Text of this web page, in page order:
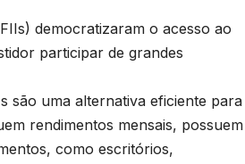
democratizaram o acesso ao
participar de grandes
são uma alternativa eficiente para
rendimentos mensais, possuem
como escritórios,